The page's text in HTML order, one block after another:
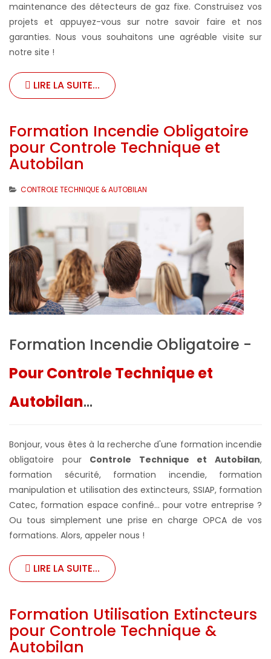
maintenance des détecteurs de gaz fixe. Construisez vos
projets et appuyez-vous sur notre savoir faire et nos
garanties. Nous vous souhaitons une agréable visite sur
notre site !
LIRE LA SUITE...
Formation Incendie Obligatoire
pour Controle Technique et
Autobilan
CONTROLE TECHNIQUE & AUTOBILAN
Formation Incendie Obligatoire -
Pour Controle Technique et
Autobilan...
Bonjour, vous êtes à la recherche d'une formation incendie
obligatoire pour Controle Technique et Autobilan,
formation sécurité, formation incendie, formation
manipulation et utilisation des extincteurs, SSIAP, formation
Catec, formation espace confiné... pour votre entreprise ?
Ou tous simplement une prise en charge OPCA de vos
formations. Alors, appeler nous !
LIRE LA SUITE...
Formation Utilisation Extincteurs
pour Controle Technique &
Autobilan